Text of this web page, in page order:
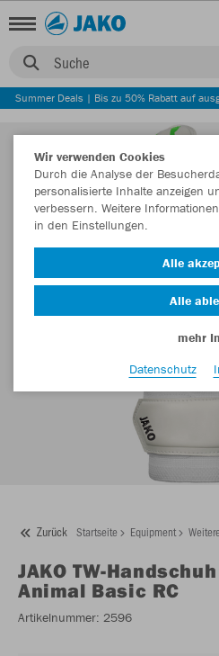
Suche
Summer Deals | Bis zu 50% Rabatt auf
Zurück Startseite Equipment Weitere
JAKO TW-Handschuh
Animal Basic RC
Artikelnummer: 2596
Wir verwenden Cookies
Durch die Analyse der
personalisierte Inhalte anzeigen
verbessern. Weitere
in den Einstellungen.
Alle
Alle
mehr
Datenschutz